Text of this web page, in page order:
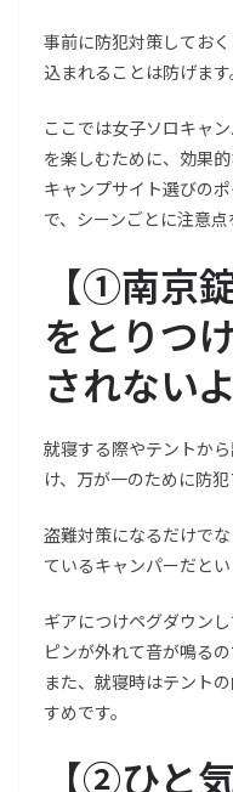
事前に防犯対策してお
込まれることは防げます
ここでは女子ソロキャ
を楽しむために、効果
キャンプサイト選びの
で、シーンごとに注意点
【①南京
をとりつ
されない
就寝する際やテントか
け、万が一のために防
盗難対策になるだけで
ているキャンパーだと
ギアにつけペグダウン
ピンが外れて音が鳴るの
また、就寝時はテント
すめです。
【②ひと